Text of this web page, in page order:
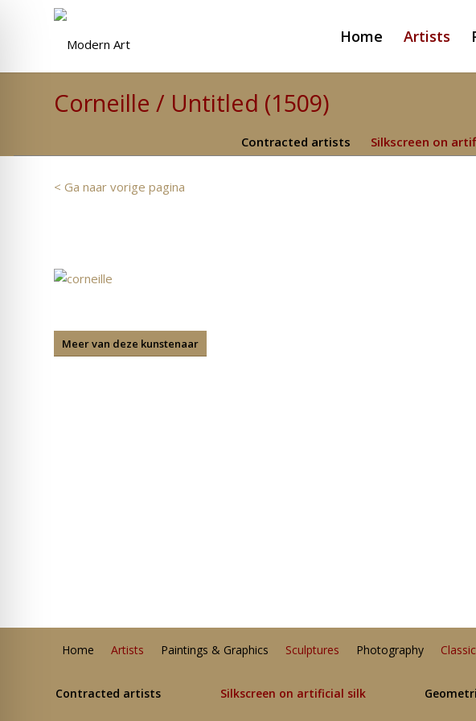
Home Artists
Corneille / Untitled (1509)
Contracted artists Silkscreen on
< Ga naar vorige pagina
Meer van deze kunstenaar
Home Artists Paintings & Graphics Sculptures Photography Classic
Contracted artists Silkscreen on artificial silk